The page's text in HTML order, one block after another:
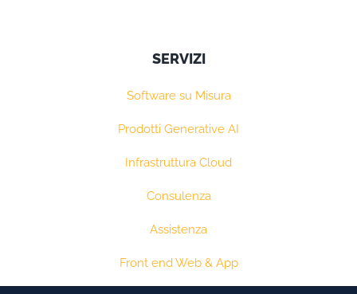
SERVIZI
Software su Misura
Prodotti Generative AI
Infrastruttura Cloud
Consulenza
Assistenza
Front end Web & App